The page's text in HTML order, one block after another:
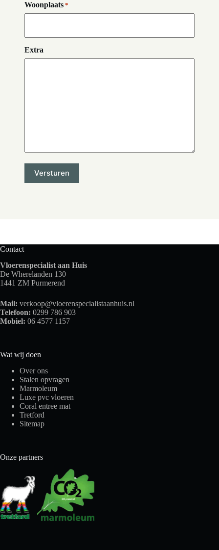
Woonplaats *
Extra
Contact
Vloerenspecialist aan Huis
De Wherelanden 130
1441 ZM Purmerend
Mail: verkoop@vloerenspecialistaanhuis.nl
Telefoon: 0299 786 903
Mobiel: 06 4577 1157
Wat wij doen
Over ons
Stalen opvragen
Marmoleum
Luxe pvc vloeren
Coral entree mat
Tretford
Sitemap
Onze partners